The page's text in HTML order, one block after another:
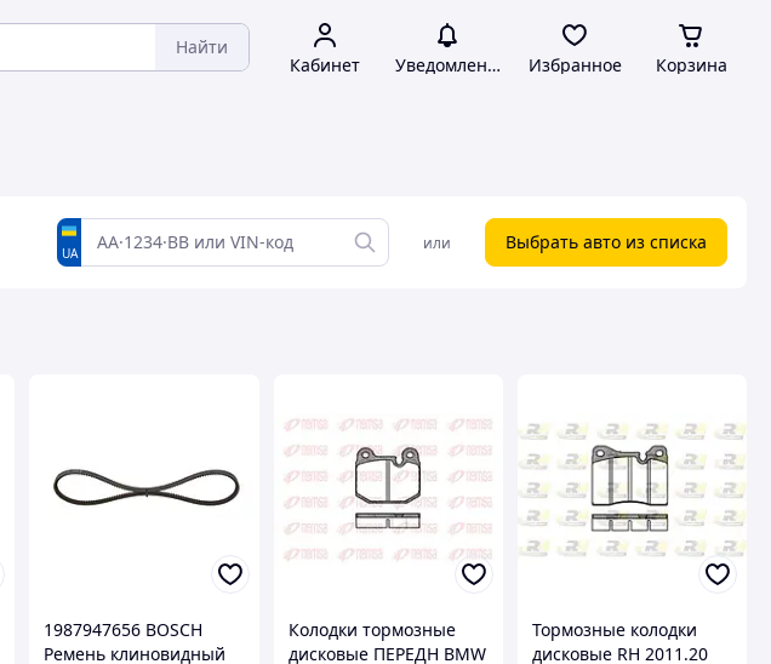
Найти
Кабинет Уведомления Избранное Корзина
UA или Выбрать авто из списка
1987947656 BOSCH
Ремень клиновидный
Колодки тормозные
дисковые ПЕРЕДН BMW
Тормозные колодки
дисковые RH 2011.20